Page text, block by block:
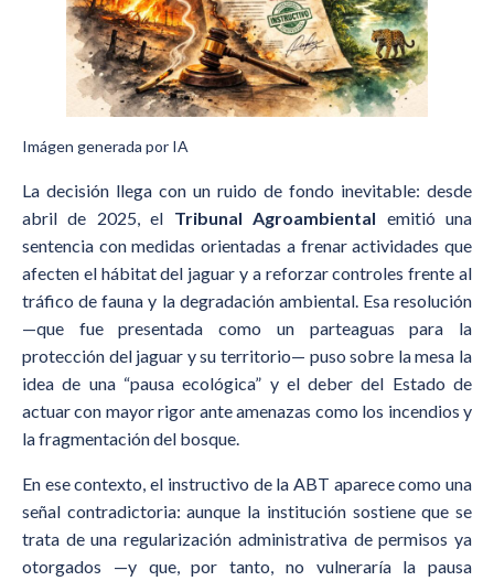
Imágen generada por IA
La decisión llega con un ruido de fondo inevitable: desde
abril de 2025, el Tribunal Agroambiental emitió una
sentencia con medidas orientadas a frenar actividades que
afecten el hábitat del jaguar y a reforzar controles frente al
tráfico de fauna y la degradación ambiental. Esa resolución
—que fue presentada como un parteaguas para la
protección del jaguar y su territorio— puso sobre la mesa la
idea de una “pausa ecológica” y el deber del Estado de
actuar con mayor rigor ante amenazas como los incendios y
la fragmentación del bosque.
En ese contexto, el instructivo de la ABT aparece como una
señal contradictoria: aunque la institución sostiene que se
trata de una regularización administrativa de permisos ya
otorgados —y que, por tanto, no vulneraría la pausa